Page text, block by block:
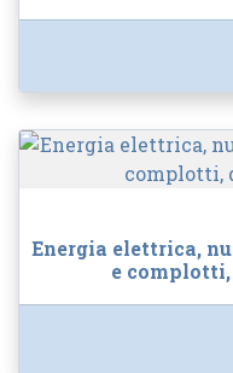
Energia elettrica,
e